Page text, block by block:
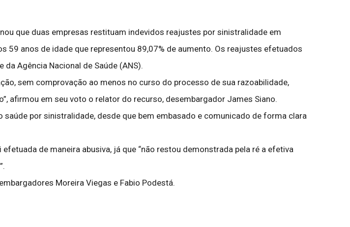
que duas empresas restituam indevidos reajustes por sinistralidade em
anos de idade que representou 89,07% de aumento. Os reajustes efetuados
Agência Nacional de Saúde (ANS).
sem comprovação ao menos no curso do processo de sua razoabilidade,
afirmou em seu voto o relator do recurso, desembargador James Siano.
por sinistralidade, desde que bem embasado e comunicado de forma clara
de maneira abusiva, já que “não restou demonstrada pela ré a efetiva
Moreira Viegas e Fabio Podestá.